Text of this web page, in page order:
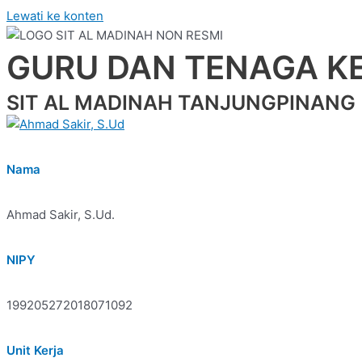
Lewati ke konten
GURU DAN TENAGA
SIT AL MADINAH TANJUNGPINANG
Nama
Ahmad Sakir, S.Ud.
NIPY
199205272018071092
Unit Kerja